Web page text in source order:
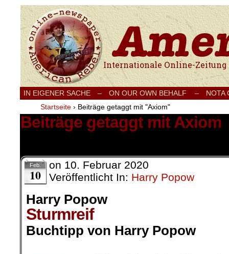
Internationale Onlinezeitung für Frieden,
IN EIGENER SACHE – ON OUR OWN BEHALF –
NOTA
Startseite › Beiträge getaggt mit "Axiom"
Beiträge getaggt mit Axiom
Feb.
10
on 10. Februar 2020
Veröffentlicht In: Harry Popow
Harry Popow
Sturmreif
Buchtipp von Harry Popow